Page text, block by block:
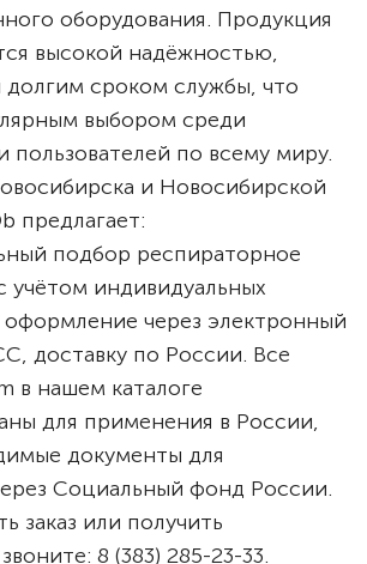
оборудования. Продукция
высокой надёжностью,
сроком службы, что
выбором среди
пользователей по всему миру.
и Новосибирской
предлагает:
подбор респираторное
учётом индивидуальных
через электронный
доставку по России. Все
в нашем каталоге
для применения в России,
документы для
Социальный фонд России.
заказ или получить
8 (383) 285-23-33.